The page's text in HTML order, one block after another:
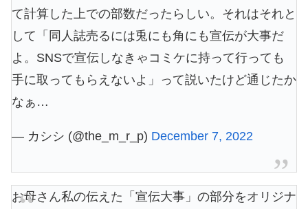
て計算した上での部数だったらしい。それはそれと
して「同人誌売るには兎にも角にも宣伝が大事だ
よ。SNSで宣伝しなきゃコミケに持って行っても
手に取ってもらえないよ」って説いたけど通じたか
なぁ…
— カシシ (@the_m_r_p) December 7, 2022
お母さん私の伝えた「宣伝大事」の部分をオリジナ